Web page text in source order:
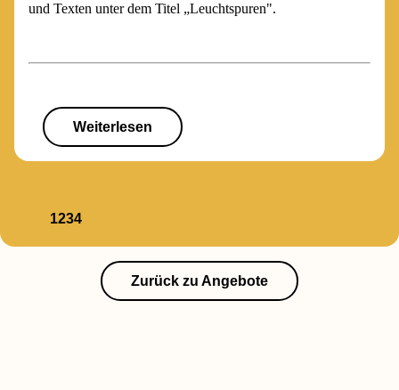
und Texten unter dem Titel „Leuchtspuren".
Weiterlesen
1234
Zurück zu Angebote